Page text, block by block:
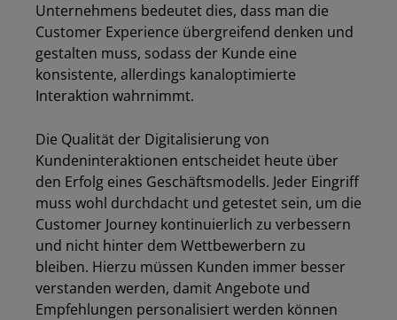
Unternehmens bedeutet dies, dass man die
Customer Experience übergreifend denken und
gestalten muss, sodass der Kunde eine
konsistente, allerdings kanaloptimierte
Interaktion wahrnimmt.
Die Qualität der Digitalisierung von
Kundeninteraktionen entscheidet heute über
den Erfolg eines Geschäftsmodells. Jeder Eingriff
muss wohl durchdacht und getestet sein, um die
Customer Journey kontinuierlich zu verbessern
und nicht hinter dem Wettbewerbern zu
bleiben. Hierzu müssen Kunden immer besser
verstanden werden, damit Angebote und
Empfehlungen personalisiert werden können